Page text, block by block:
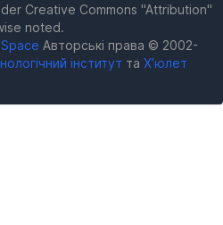
Creative Commons "Attribution"
noted.
Авторські права © 2002-
інститут та Х’юлет